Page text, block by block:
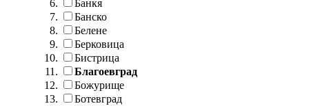
Банкя
Банско
Белене
Берковица
Бистрица
Благоевград
Божурище
Ботевград